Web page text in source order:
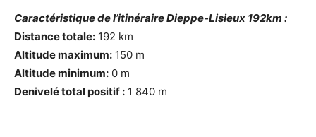
Caractéristique de l’itinéraire Dieppe-Lisieux 192km :
Distance totale: 192 km
Altitude maximum: 150 m
Altitude minimum: 0 m
Denivelé total positif : 1 840 m